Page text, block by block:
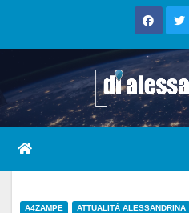
A4ZAMPE ATTUALITÀ ALESSANDRINA